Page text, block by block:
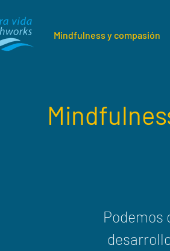
Mindfulness y compasión
Podemos